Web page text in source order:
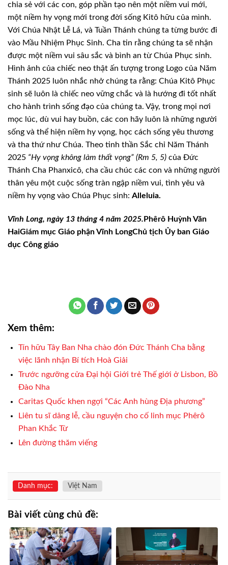
chia sẻ với các con, góp phần tạo nên một niềm vui mới,
một niềm hy vọng mới trong đời sống Kitô hữu của mình.
Với Chúa Nhật Lễ Lá, và Tuần Thánh chúng ta từng bước đi
vào Mầu Nhiệm Phục Sinh. Cha tin rằng chúng ta sẽ nhận
được một niềm vui sâu sắc và bình an từ Chúa Phục sinh.
Hình ảnh của chiếc neo thật ấn tượng trong Logo của Năm
Thánh 2025 luôn nhắc nhở chúng ta rằng: Chúa Kitô Phục
sinh sẽ luôn là chiếc neo vững chắc và là hướng đi tốt nhất
cho hành trình sống đạo của chúng ta. Vậy, trong mọi nơi
mọc lúc, dù vui hay buồn, các con hãy luôn là những người
sống và thể hiện niềm hy vọng, học cách sống yêu thương
và tha thứ như Chúa. Theo tinh thần Sắc chỉ Năm Thánh
2025 “Hy vọng không làm thất vọng” (Rm 5, 5) của Đức
Thánh Cha Phanxicô, cha cầu chúc các con và những người
thân yêu một cuộc sống tràn ngập niềm vui, tình yêu và
niềm hy vọng vào Chúa Phục sinh: Alleluia.
Vĩnh Long, ngày 13 tháng 4 năm 2025. Phêrô Huỳnh Văn
HaiGiám mục Giáo phận Vĩnh LongChủ tịch Ủy ban Giáo
dục Công giáo
Xem thêm:
Tín hữu Tây Ban Nha chào đón Đức Thánh Cha bằng
việc lãnh nhận Bí tích Hoà Giải
Trước ngưỡng cửa Đại hội Giới trẻ Thế giới ở Lisbon, Bồ
Đào Nha
Caritas Quốc khen ngợi “Các Anh hùng Địa phương”
Liên tu sĩ dâng lễ, cầu nguyện cho cố linh mục Phêrô
Phan Khắc Từ
Lên đường thăm viếng
Danh mục: Việt Nam
Bài viết cùng chủ đề: